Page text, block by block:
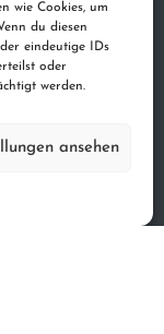
wie Cookies, um
du diesen
eindeutige IDs
oder
werden.
ansehen